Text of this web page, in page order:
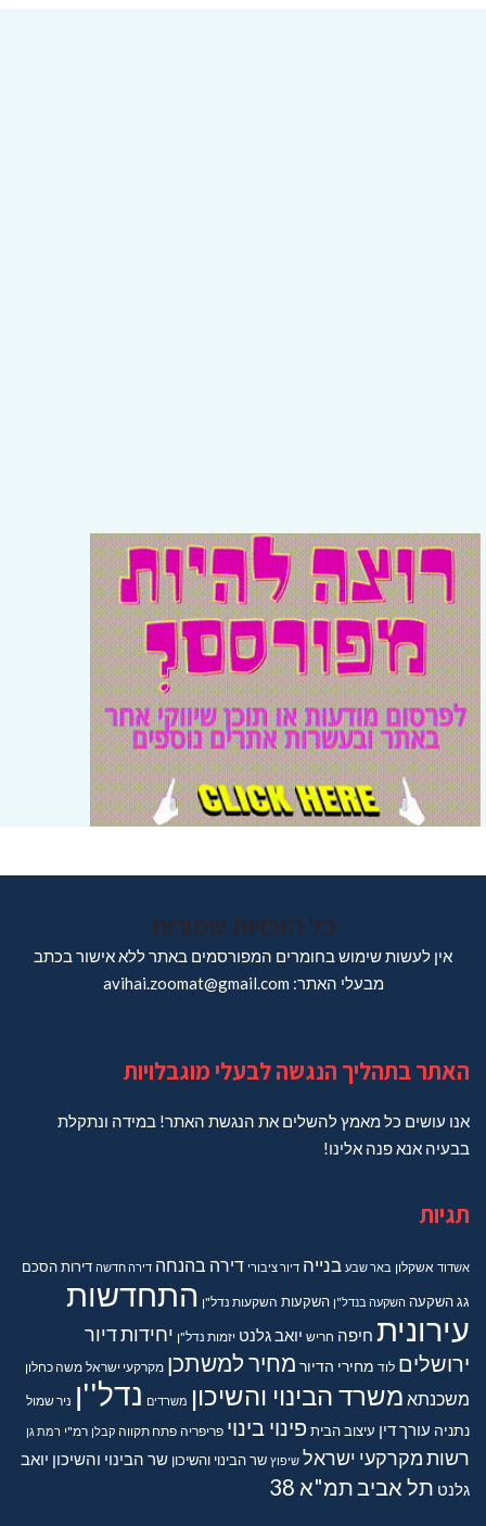
כל הזכויות שמורות
אין לעשות שימוש בחומרים המפורסמים באתר ללא אישור בכתב
מבעלי האתר: avihai.zoomat@gmail.com
האתר בתהליך הנגשה לבעלי מוגבלויות
אנו עושים כל מאמץ להשלים את הנגשת האתר! במידה ונתקלת
בבעיה אנא פנה אלינו!
תגיות
אשדוד אשקלון באר שבע בנייה דיור ציבורי דירה בהנחה דירה חדשה דירותהסכם
גגהשקעה השקעה בנדל"ן השקעות השקעות נדל"ן התחדשות
עירונית חיפה חריש יואב גלנט יזמות נדל"ן יחידות דיור
ירושלים לוד מחירי הדיור מחיר למשתכן מקרקעי ישראל משה כחלון
משכנתא משרד הבינוי והשיכון משרדים נדל''ן ניר שמול
נתניה עורך דין עיצוב הבית פינוי בינוי פריפריה פתח תקווה קבלן רמ"י רמת גן
רשות מקרקעי ישראל שיפוץ שר הבינוי והשיכון שר הבינוי והשיכון יואב
גלנט תל אביבתמ"א 38